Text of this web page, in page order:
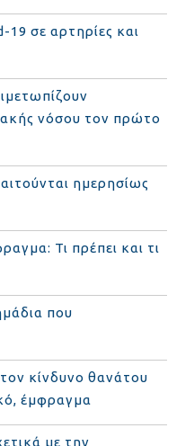
19 σε αρτηρίες και
νόσου τον πρώτο
ημερησίως
Τι πρέπει και τι
που
κίνδυνο θανάτου
έμφραγμα
με την